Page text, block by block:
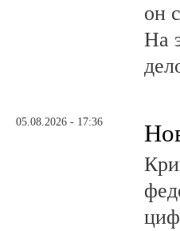
он
На
05.08.2026 - 17:36